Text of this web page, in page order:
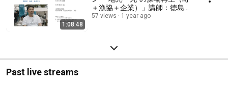
1:08:48
＋漁協＋企業）」講師：徳島県
美波町 藻藍部 吉田 恭平さん
57 views 1 year ago
Past live streams